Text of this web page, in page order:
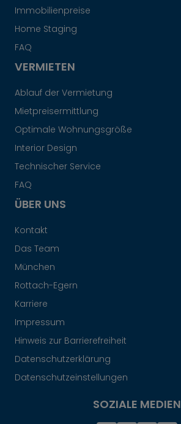
Immobilienpreise
Home Staging
FAQ
VERMIETEN
Ablauf der Vermietung
Mietpreisermittlung
Optimale Wohnungsgröße
Interior Design
Technischer Service
FAQ
ÜBER UNS
Kontakt
Das Team
München
Rottach-Egern
Karriere
Impressum
Hinweis zur Barrierefreiheit
Datenschutzerklärung
Datenschutzeinstellungen
SOZIALE MEDIEN